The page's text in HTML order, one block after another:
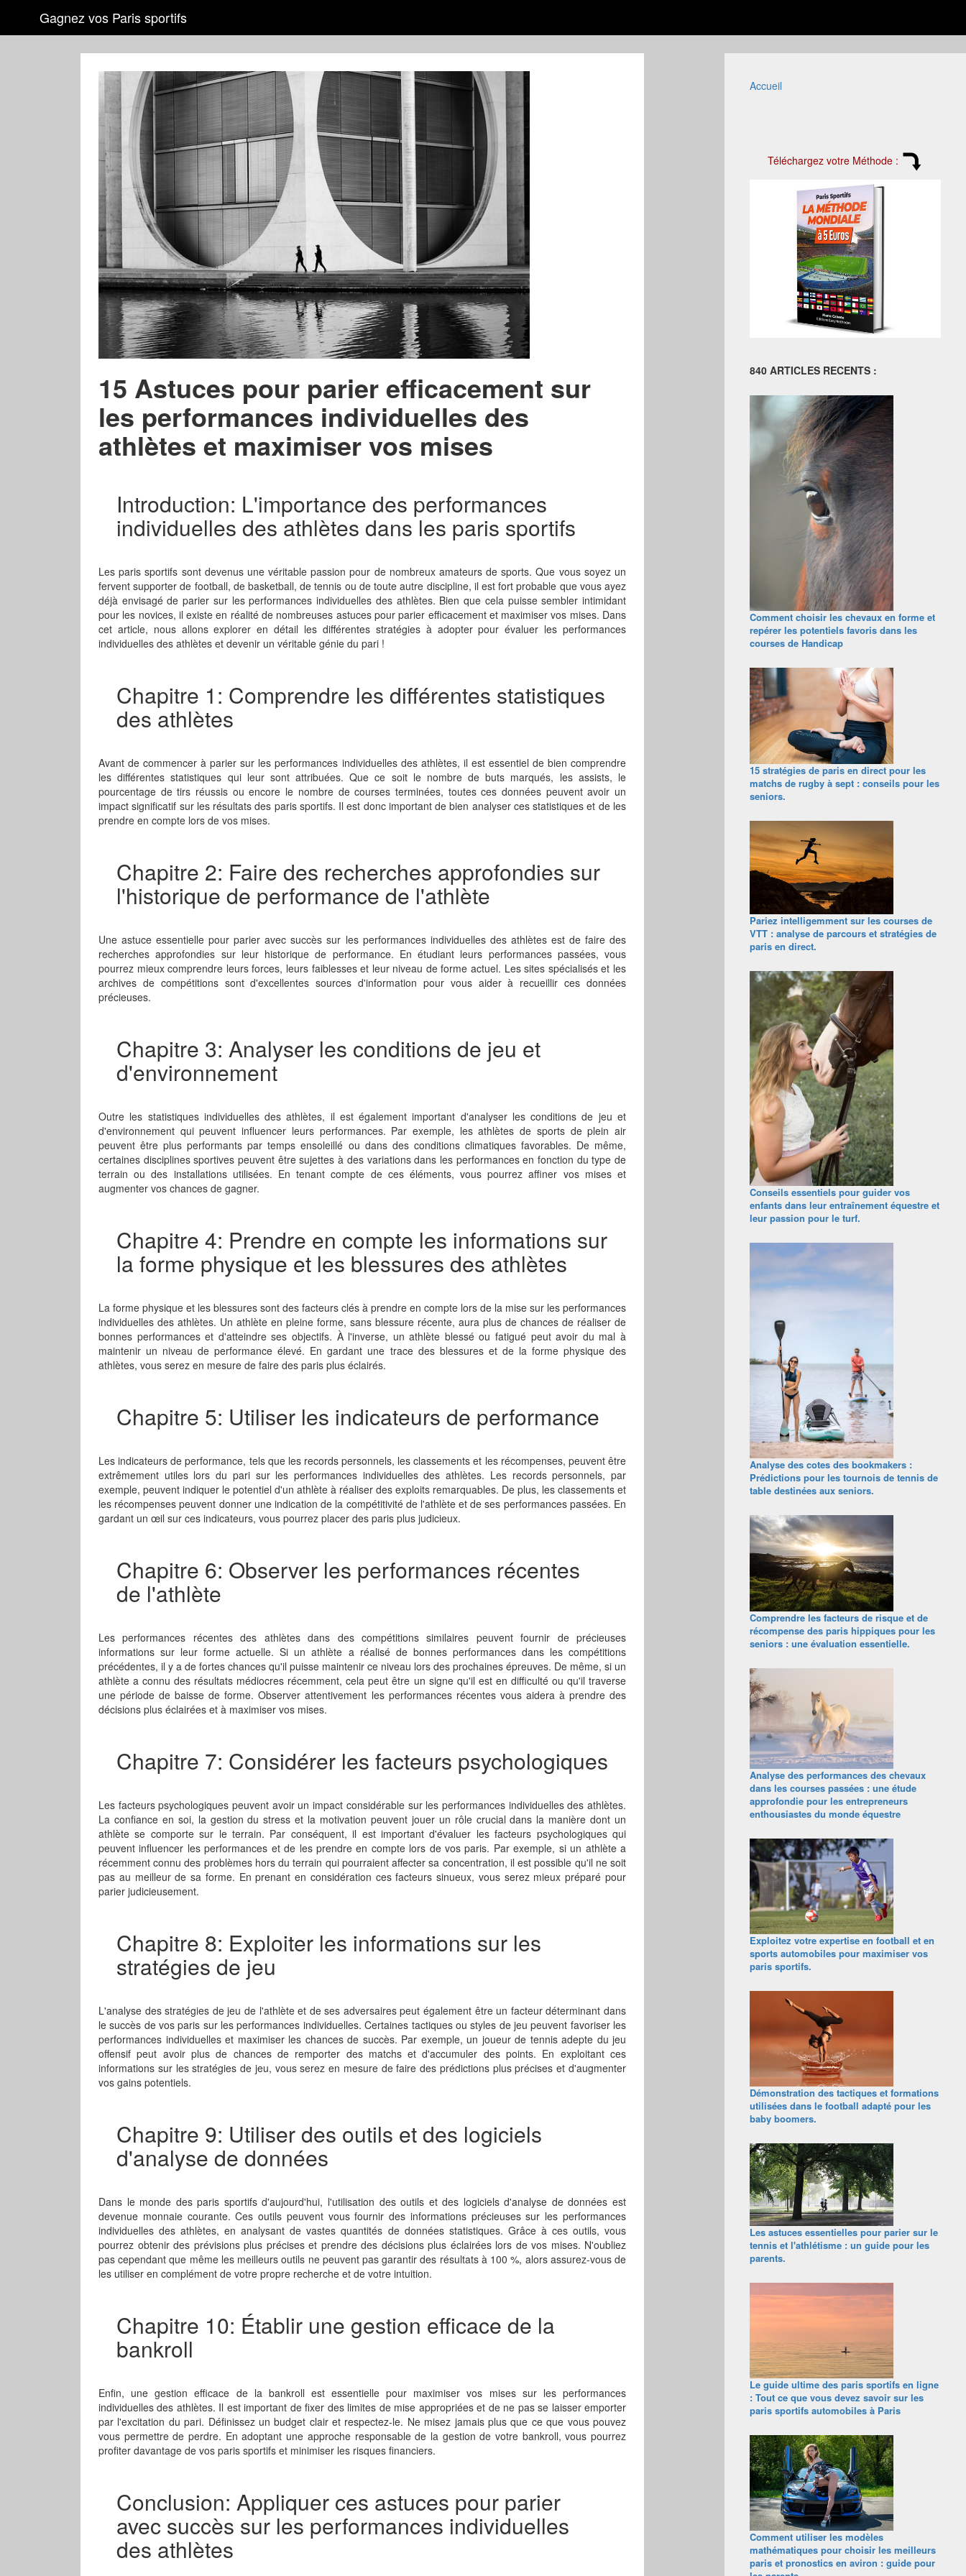
Gagnez vos Paris sportifs
15 Astuces pour parier efficacement sur
les performances individuelles des
athlètes et maximiser vos mises
Introduction: L'importance des performances
individuelles des athlètes dans les paris sportifs
Les paris sportifs sont devenus une véritable passion pour de nombreux amateurs de sports. Que vous soyez un
fervent supporter de football, de basketball, de tennis ou de toute autre discipline, il est fort probable que vous ayez
déjà envisagé de parier sur les performances individuelles des athlètes. Bien que cela puisse sembler intimidant
pour les novices, il existe en réalité de nombreuses astuces pour parier efficacement et maximiser vos mises. Dans
cet article, nous allons explorer en détail les différentes stratégies à adopter pour évaluer les performances
individuelles des athlètes et devenir un véritable génie du pari !
Chapitre 1: Comprendre les différentes statistiques
des athlètes
Avant de commencer à parier sur les performances individuelles des athlètes, il est essentiel de bien comprendre
les différentes statistiques qui leur sont attribuées. Que ce soit le nombre de buts marqués, les assists, le
pourcentage de tirs réussis ou encore le nombre de courses terminées, toutes ces données peuvent avoir un
impact significatif sur les résultats des paris sportifs. Il est donc important de bien analyser ces statistiques et de les
prendre en compte lors de vos mises.
Chapitre 2: Faire des recherches approfondies sur
l'historique de performance de l'athlète
Une astuce essentielle pour parier avec succès sur les performances individuelles des athlètes est de faire des
recherches approfondies sur leur historique de performance. En étudiant leurs performances passées, vous
pourrez mieux comprendre leurs forces, leurs faiblesses et leur niveau de forme actuel. Les sites spécialisés et les
archives de compétitions sont d'excellentes sources d'information pour vous aider à recueillir ces données
précieuses.
Chapitre 3: Analyser les conditions de jeu et
d'environnement
Outre les statistiques individuelles des athlètes, il est également important d'analyser les conditions de jeu et
d'environnement qui peuvent influencer leurs performances. Par exemple, les athlètes de sports de plein air
peuvent être plus performants par temps ensoleillé ou dans des conditions climatiques favorables. De même,
certaines disciplines sportives peuvent être sujettes à des variations dans les performances en fonction du type de
terrain ou des installations utilisées. En tenant compte de ces éléments, vous pourrez affiner vos mises et
augmenter vos chances de gagner.
Chapitre 4: Prendre en compte les informations sur
la forme physique et les blessures des athlètes
La forme physique et les blessures sont des facteurs clés à prendre en compte lors de la mise sur les performances
individuelles des athlètes. Un athlète en pleine forme, sans blessure récente, aura plus de chances de réaliser de
bonnes performances et d'atteindre ses objectifs. À l'inverse, un athlète blessé ou fatigué peut avoir du mal à
maintenir un niveau de performance élevé. En gardant une trace des blessures et de la forme physique des
athlètes, vous serez en mesure de faire des paris plus éclairés.
Chapitre 5: Utiliser les indicateurs de performance
Les indicateurs de performance, tels que les records personnels, les classements et les récompenses, peuvent être
extrêmement utiles lors du pari sur les performances individuelles des athlètes. Les records personnels, par
exemple, peuvent indiquer le potentiel d'un athlète à réaliser des exploits remarquables. De plus, les classements et
les récompenses peuvent donner une indication de la compétitivité de l'athlète et de ses performances passées. En
gardant un œil sur ces indicateurs, vous pourrez placer des paris plus judicieux.
Chapitre 6: Observer les performances récentes
de l'athlète
Les performances récentes des athlètes dans des compétitions similaires peuvent fournir de précieuses
informations sur leur forme actuelle. Si un athlète a réalisé de bonnes performances dans les compétitions
précédentes, il y a de fortes chances qu'il puisse maintenir ce niveau lors des prochaines épreuves. De même, si un
athlète a connu des résultats médiocres récemment, cela peut être un signe qu'il est en difficulté ou qu'il traverse
une période de baisse de forme. Observer attentivement les performances récentes vous aidera à prendre des
décisions plus éclairées et à maximiser vos mises.
Chapitre 7: Considérer les facteurs psychologiques
Les facteurs psychologiques peuvent avoir un impact considérable sur les performances individuelles des athlètes.
La confiance en soi, la gestion du stress et la motivation peuvent jouer un rôle crucial dans la manière dont un
athlète se comporte sur le terrain. Par conséquent, il est important d'évaluer les facteurs psychologiques qui
peuvent influencer les performances et de les prendre en compte lors de vos paris. Par exemple, si un athlète a
récemment connu des problèmes hors du terrain qui pourraient affecter sa concentration, il est possible qu'il ne soit
pas au meilleur de sa forme. En prenant en considération ces facteurs sinueux, vous serez mieux préparé pour
parier judicieusement.
Chapitre 8: Exploiter les informations sur les
stratégies de jeu
L'analyse des stratégies de jeu de l'athlète et de ses adversaires peut également être un facteur déterminant dans
le succès de vos paris sur les performances individuelles. Certaines tactiques ou styles de jeu peuvent favoriser les
performances individuelles et maximiser les chances de succès. Par exemple, un joueur de tennis adepte du jeu
offensif peut avoir plus de chances de remporter des matchs et d'accumuler des points. En exploitant ces
informations sur les stratégies de jeu, vous serez en mesure de faire des prédictions plus précises et d'augmenter
vos gains potentiels.
Chapitre 9: Utiliser des outils et des logiciels
d'analyse de données
Dans le monde des paris sportifs d'aujourd'hui, l'utilisation des outils et des logiciels d'analyse de données est
devenue monnaie courante. Ces outils peuvent vous fournir des informations précieuses sur les performances
individuelles des athlètes, en analysant de vastes quantités de données statistiques. Grâce à ces outils, vous
pourrez obtenir des prévisions plus précises et prendre des décisions plus éclairées lors de vos mises. N'oubliez
pas cependant que même les meilleurs outils ne peuvent pas garantir des résultats à 100 %, alors assurez-vous de
les utiliser en complément de votre propre recherche et de votre intuition.
Chapitre 10: Établir une gestion efficace de la
bankroll
Enfin, une gestion efficace de la bankroll est essentielle pour maximiser vos mises sur les performances
individuelles des athlètes. Il est important de fixer des limites de mise appropriées et de ne pas se laisser emporter
par l'excitation du pari. Définissez un budget clair et respectez-le. Ne misez jamais plus que ce que vous pouvez
vous permettre de perdre. En adoptant une approche responsable de la gestion de votre bankroll, vous pourrez
profiter davantage de vos paris sportifs et minimiser les risques financiers.
Conclusion: Appliquer ces astuces pour parier
avec succès sur les performances individuelles
des athlètes
Accueil
Téléchargez votre Méthode :
840 ARTICLES RECENTS :
Comment choisir les chevaux en forme et
repérer les potentiels favoris dans les
courses de Handicap
15 stratégies de paris en direct pour les
matchs de rugby à sept : conseils pour les
seniors.
Pariez intelligemment sur les courses de
VTT : analyse de parcours et stratégies de
paris en direct.
Conseils essentiels pour guider vos
enfants dans leur entraînement équestre et
leur passion pour le turf.
Analyse des cotes des bookmakers :
Prédictions pour les tournois de tennis de
table destinées aux seniors.
Comprendre les facteurs de risque et de
récompense des paris hippiques pour les
seniors : une évaluation essentielle.
Analyse des performances des chevaux
dans les courses passées : une étude
approfondie pour les entrepreneurs
enthousiastes du monde équestre
Exploitez votre expertise en football et en
sports automobiles pour maximiser vos
paris sportifs.
Démonstration des tactiques et formations
utilisées dans le football adapté pour les
baby boomers.
Les astuces essentielles pour parier sur le
tennis et l'athlétisme : un guide pour les
parents.
Le guide ultime des paris sportifs en ligne
: Tout ce que vous devez savoir sur les
paris sportifs automobiles à Paris
Comment utiliser les modèles
mathématiques pour choisir les meilleurs
paris et pronostics en aviron : guide pour